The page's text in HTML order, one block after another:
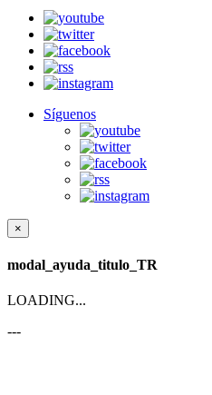
Síguenos
×
modal_ayuda_titulo_TR
LOADING...
---